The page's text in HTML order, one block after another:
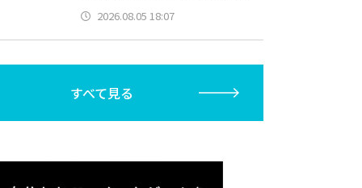
2026.08.05 18:07
すべて見る